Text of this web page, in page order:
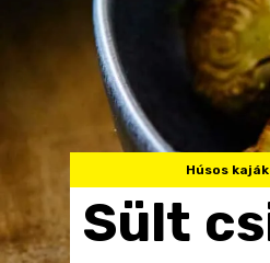
Húsos kaják
Sült